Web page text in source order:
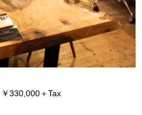
330,000＋Tax